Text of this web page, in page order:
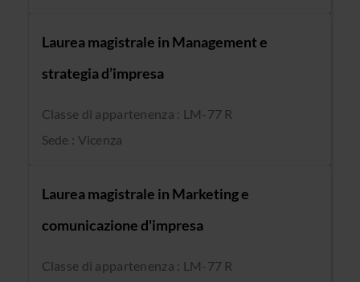
Laurea magistrale in Management e
strategia d’impresa
Classe di appartenenza : LM-77 R
Sede : Vicenza
Laurea magistrale in Marketing e
comunicazione d'impresa
Classe di appartenenza : LM-77 R